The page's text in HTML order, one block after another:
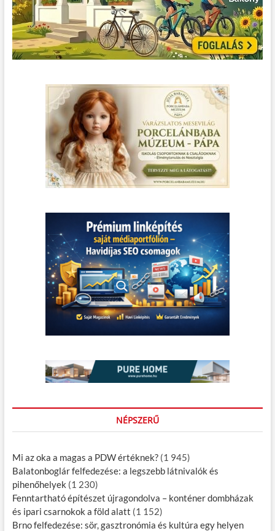
NÉPSZERŰ
Mi az oka a magas a PDW értéknek? (1 945)
Balatonboglár felfedezése: a legszebb látnivalók és
pihenőhelyek (1 230)
Fenntartható építészet újragondolva – konténer dombházak
és ipari csarnokok a föld alatt (1 152)
Brno felfedezése: sör, gasztronómia és kultúra egy helyen